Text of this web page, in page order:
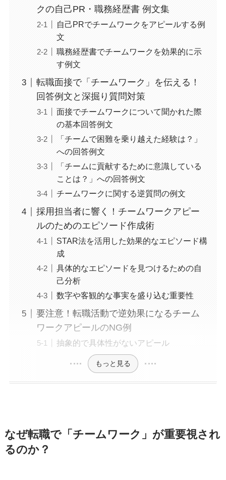
クの自己PR・職務経歴書 例文集
自己PRでチームワークをアピールする例
文
職務経歴書でチームワークを効果的に示
す例文
転職面接で「チームワーク」を伝える！
回答例文と深掘り質問対策
面接でチームワークについて聞かれた際
の基本回答例文
「チームで困難を乗り越えた経験は？」
への回答例文
「チームに貢献するために意識している
ことは？」への回答例文
チームワークに関する逆質問の例文
採用担当者に響く！チームワークアピー
ルのためのエピソード作成術
STAR法を活用した効果的なエピソード構
成
具体的なエピソードを見つけるための自
己分析
数字や客観的な事実を盛り込む重要性
要注意！転職活動で逆効果になるチーム
ワークアピールのNG例
抽象的で具体性がないアピール
もっと見る
なぜ転職で「チームワーク」が重要視され
るのか？